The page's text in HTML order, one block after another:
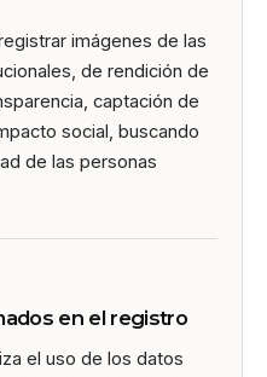
imágenes de las
de rendición de
captación de
social, buscando
de las personas
en el registro
el uso de los datos